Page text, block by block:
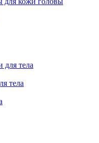
тела
тела